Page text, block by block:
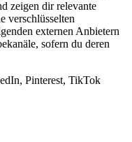
zeigen dir relevante
verschlüsselten
externen Anbietern
sofern du deren
Pinterest, TikTok